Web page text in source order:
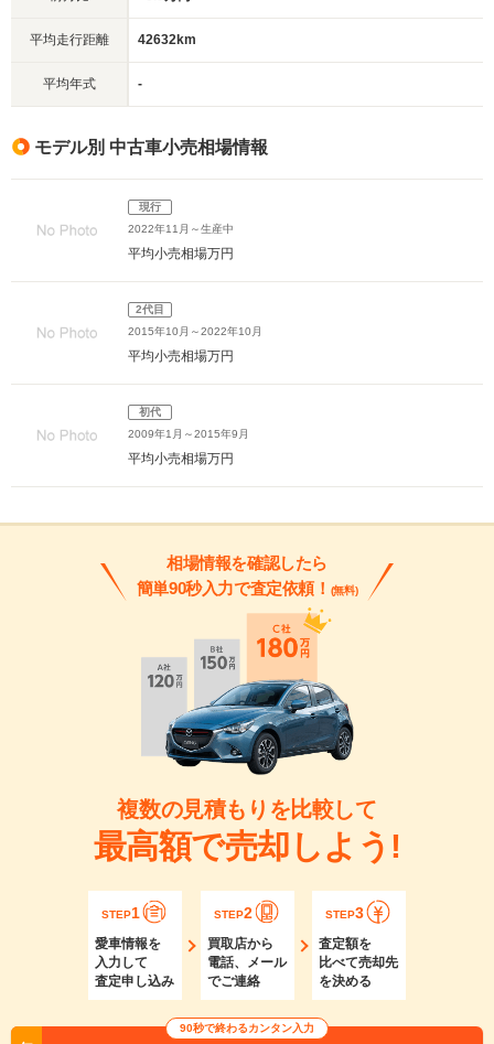
平均走行距離 42632km
平均年式 -
モデル別 中古車小売相場情報
現行
2022年11月～生産中
平均小売相場万円
2代目
2015年10月～2022年10月
平均小売相場万円
初代
2009年1月～2015年9月
平均小売相場万円
相場情報を確認したら
簡単90秒入力で査定依頼！ (無料)
複数の見積もりを比較して
最高額で売却しよう!
STEP1
愛車情報を
入力して
査定申し込み
STEP2
買取店から
電話、メール
でご連絡
STEP3
査定額を
比べて売却先
を決める
90秒で終わるカンタン入力